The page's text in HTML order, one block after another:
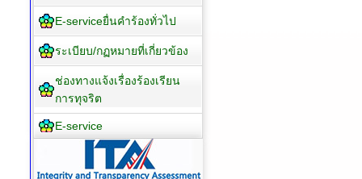
E-serviceยื่นคำร้องทั่วไป
ระเบียบ/กฏหมายที่เกี่ยวข้อง
ช่องทางแจ้งเรื่องร้องเรียน
การทุจริต
E-service